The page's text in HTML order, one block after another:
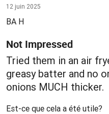
2 sur
5
12 juin 2025
BA H
Not Impressed
Tried them in an air
greasy batter and no
onions MUCH thicker.
Est-ce que cela a été utile?